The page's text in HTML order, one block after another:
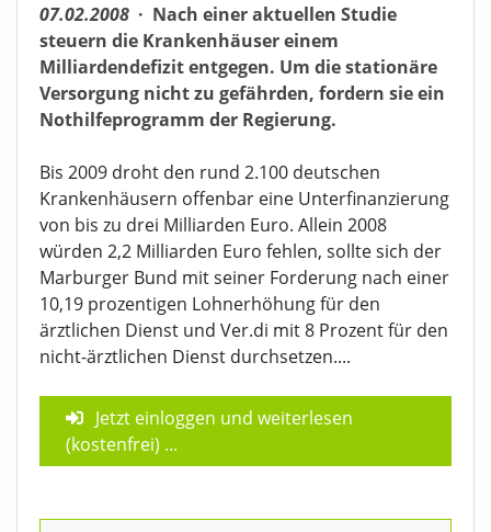
07.02.2008 · Nach einer aktuellen Studie
steuern die Krankenhäuser einem
Milliardendefizit entgegen. Um die stationäre
Versorgung nicht zu gefährden, fordern sie ein
Nothilfeprogramm der Regierung.
Bis 2009 droht den rund 2.100 deutschen
Krankenhäusern offenbar eine Unterfinanzierung
von bis zu drei Milliarden Euro. Allein 2008
würden 2,2 Milliarden Euro fehlen, sollte sich der
Marburger Bund mit seiner Forderung nach einer
10,19 prozentigen Lohnerhöhung für den
ärztlichen Dienst und Ver.di mit 8 Prozent für den
nicht-ärztlichen Dienst durchsetzen....
Jetzt einloggen und weiterlesen
(kostenfrei) ...